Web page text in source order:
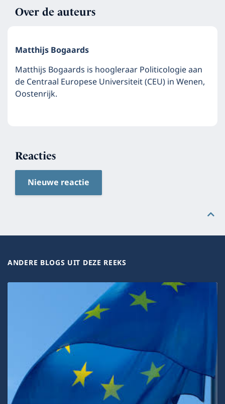
Over de auteurs
Matthijs Bogaards
Matthijs Bogaards is hoogleraar Politicologie aan
de Centraal Europese Universiteit (CEU) in Wenen,
Oostenrijk.
Reacties
Nieuwe reactie
ANDERE BLOGS UIT DEZE REEKS